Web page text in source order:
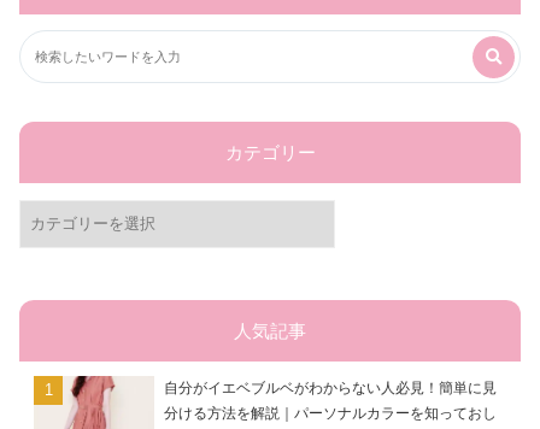
カテゴリー
カ
テ
リ
人気記事
自分がイエベブルベがわからない人必見！簡単に見
分ける方法を解説｜パーソナルカラーを知っておし